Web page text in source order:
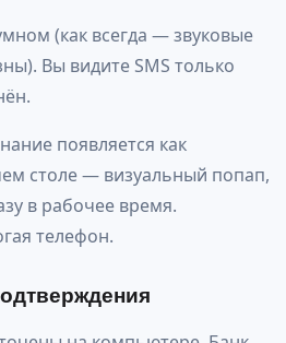
(как всегда — звуковые
Вы видите SMS только
появляется как
столе — визуальный попап,
в рабочее время.
телефон.